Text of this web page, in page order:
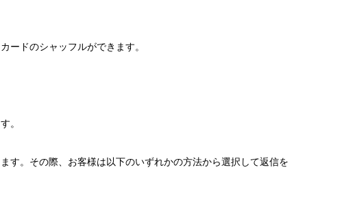
ードのシャッフルができます。
。
す。その際、お客様は以下のいずれかの方法から選択して返信を